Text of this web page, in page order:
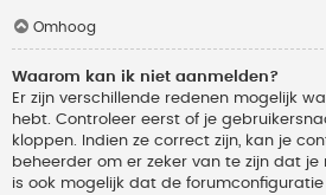
Omhoog
Waarom kan ik niet aanmelden?
Er zijn verschillende redenen mogelijk
hebt. Controleer eerst of je
kloppen. Indien ze correct zijn, kan je
beheerder om er zeker van te zijn dat
is ook mogelijk dat de